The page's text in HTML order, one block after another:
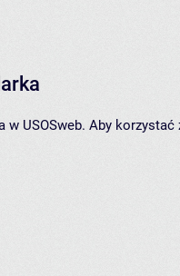
w USOSweb. Aby